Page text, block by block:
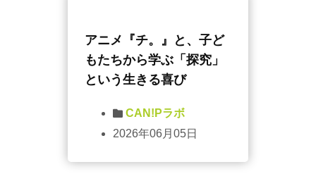
アニメ『チ。』と、子ど
もたちから学ぶ「探究」
という生きる喜び
CAN!Pラボ
2026年06月05日